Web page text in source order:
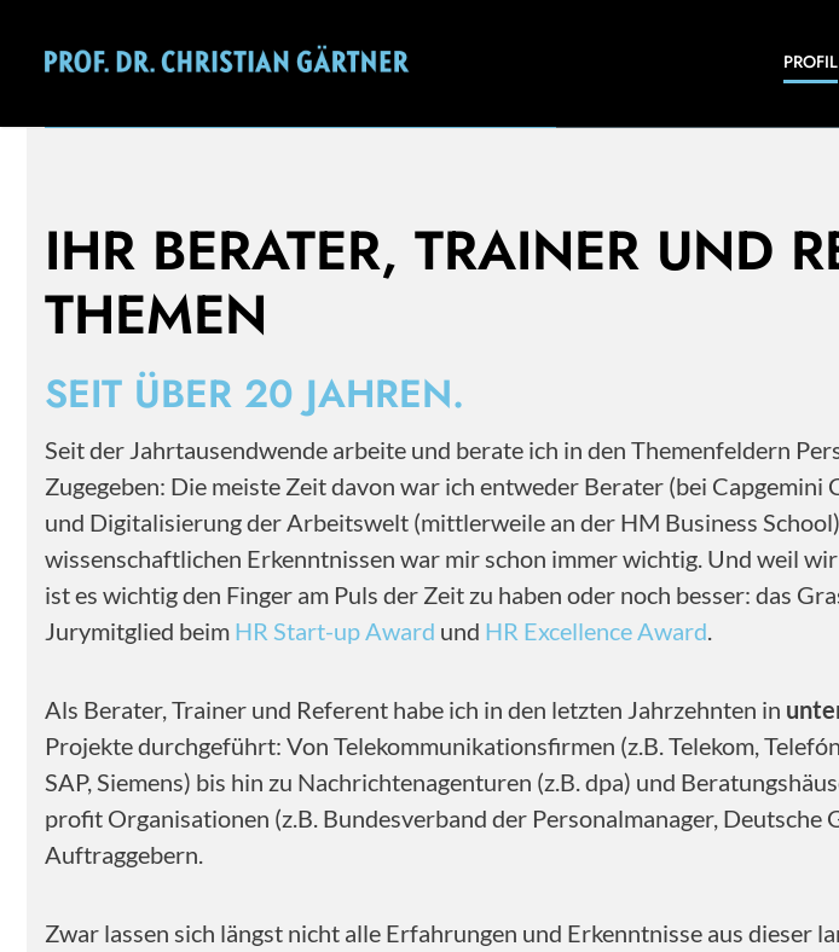
PROFIL
Mehr als 20 Jahre Erfahrung im Personal- und
Change Management.
Veröffentlichungen,
IHR BERATER, TRAINER UND
THEMEN
SEIT ÜBER 20 JAHREN.
Seit der Jahrtausendwende arbeite und berate ich in den Themenfeldern
Zugegeben: Die meiste Zeit davon war ich entweder Berater (bei
und Digitalisierung der Arbeitswelt (mittlerweile an der HM Business
wissenschaftlichen Erkenntnissen war mir schon immer wichtig. Und weil
ist es wichtig den Finger am Puls der Zeit zu haben oder noch besser: das
Jurymitglied beim HR Start-up Award und HR Excellence Award.
Als Berater, Trainer und Referent habe ich in den letzten Jahrzehnten in
Projekte durchgeführt: Von Telekommunikationsfirmen (z.B. Telekom,
SAP, Siemens) bis hin zu Nachrichtenagenturen (z.B. dpa) und
profit Organisationen (z.B. Bundesverband der Personalmanager,
Auftraggebern.
Zwar lassen sich längst nicht alle Erfahrungen und Erkenntnisse aus